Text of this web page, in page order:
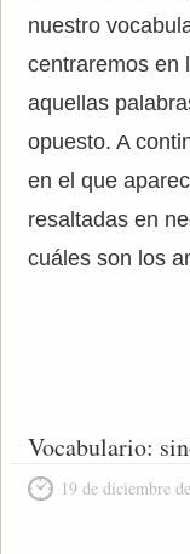
nuestro
centraremos en
aquellas
opuesto. A
en el que
resaltadas en
cuáles son los
Vocabulario:
19 de diciembre